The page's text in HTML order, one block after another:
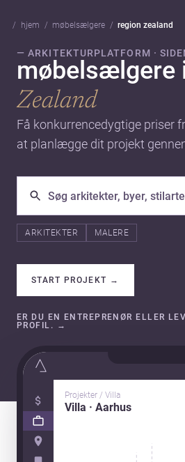
hjem møbelsælgere region zealand
— ARKITEKTURPLATFORM ·
Zealand
Få konkurrencedygtige priser
at planlægge dit projekt
ARKITEKTER MALERE
START PROJEKT →
ER DU EN ENTREPRENØR ELLER
PROFIL.
→
Projekter / Villa
Villa · Aarhus